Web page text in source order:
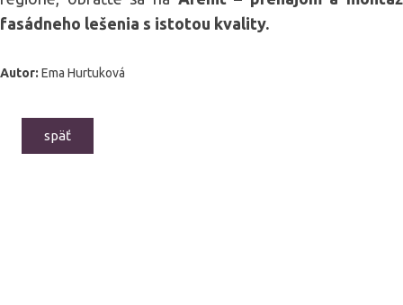
fasádneho lešenia s istotou kvality.
Autor: Ema Hurtuková
späť